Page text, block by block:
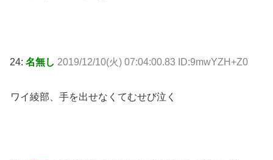
24: 名無し 2019/12/10(火) 07:04:00.83 ID:9mwYZH+Z0
ワイ綾部、手を出せなくてむせび泣く